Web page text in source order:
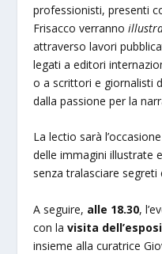
professionisti, presenti
Frisacco verranno
attraverso lavori
legati a editori
o a scrittori e giornalisti
dalla passione per la
La lectio sarà
delle immagini illustrate
senza tralasciare segreti
A seguire, alle 18.30,
con la visita
insieme alla curatrice